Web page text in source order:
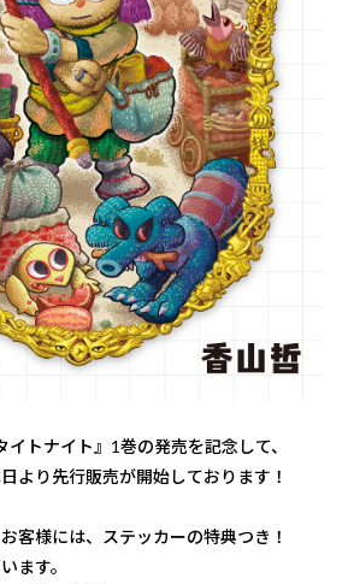
トナイト』1巻の発売を記念して、
より先行販売が開始しております！
客様には、ステッカーの特典つき！
ます。